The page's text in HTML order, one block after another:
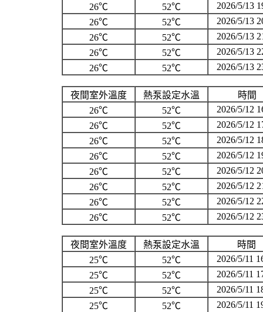
26℃
52℃
2026/5/13
26℃
52℃
2026/5/13
26℃
52℃
2026/5/13
26℃
52℃
2026/5/13
26℃
52℃ 2026/5/13
夜間室外溫度 熱泵設定水溫
時間
26℃
52℃
2026/5/12
26℃
52℃
2026/5/12
26℃
52℃
2026/5/12
26℃
52℃
2026/5/12
26℃
52℃
2026/5/12
26℃
52℃
2026/5/12
26℃
52℃
2026/5/12
26℃
52℃ 2026/5/12
夜間室外溫度 熱泵設定水溫
時間
25℃
52℃
2026/5/11
25℃
52℃
2026/5/11
25℃
52℃
2026/5/11
25℃
52℃ 2026/5/11